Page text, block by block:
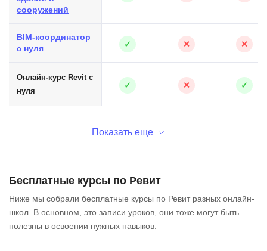
сооружений
BIM-координатор
с нуля
✓ ✕ ✕
Онлайн-курс Revit с
нуля
✓ ✕ ✓
Показать еще
Бесплатные курсы по Ревит
Ниже мы собрали бесплатные курсы по Ревит разных онлайн-
школ. В основном, это записи уроков, они тоже могут быть
полезны в освоении нужных навыков.